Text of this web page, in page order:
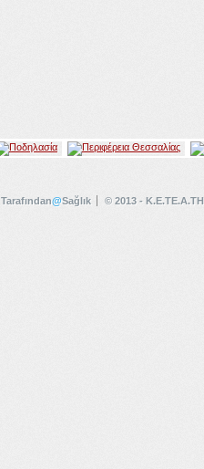
Tarafından@Sağlık © 2013 - K.E.TE.A.TH